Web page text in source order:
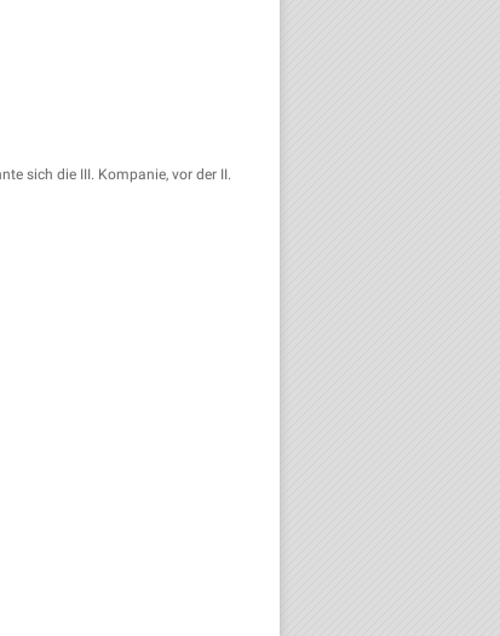
sich die III. Kompanie, vor der II.